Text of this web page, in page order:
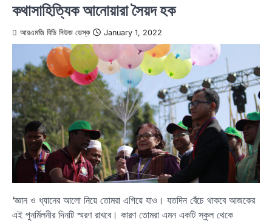
কথাসাহিত্যিক আনোয়ারা সৈয়দ হক
আরএমজি বিডি নিউজ ডেস্ক January 1, 2022
‘জ্ঞান ও ধ্যানের আলো নিয়ে তোমরা এগিয়ে যাও। যতদিন বেঁচে থাকবে আজকের
এই পুনর্মিলনীর দিনটি স্মরণ রাখবে। কারণ তোমরা এমন একটি স্কুল থেকে